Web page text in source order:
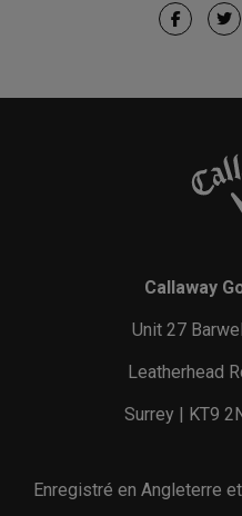
Callaway
Unit 27
Leatherhead
Surrey | KT9
Enregistré en Angleterre